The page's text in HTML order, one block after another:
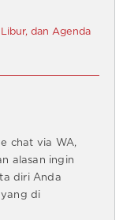
dan Agenda
chat via WA,
alasan ingin
diri Anda
di